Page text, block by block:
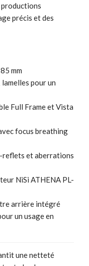
productions
précis et des
mm
pour un
Full Frame et Vista
focus breathing
reflets et aberrations
NiSi ATHENA PL-
arrière intégré
un usage en
une netteté